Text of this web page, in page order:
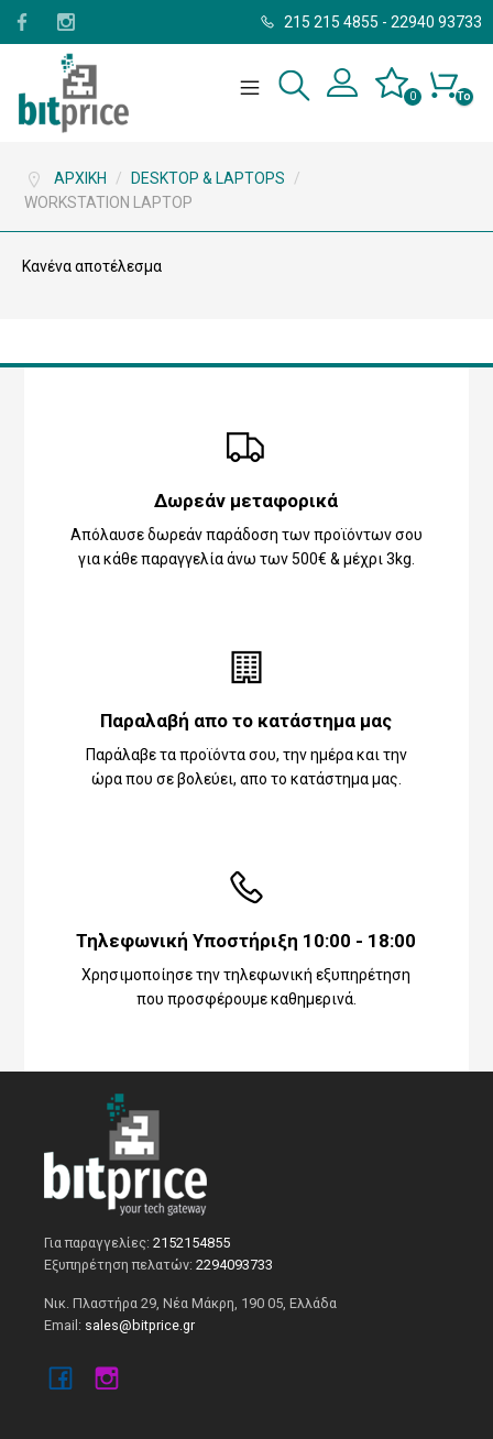
215 215 4855 - 22940 93733
Το
0
ΑΡΧΙΚΉ / DESKTOP & LAPTOPS
/
WORKSTATION LAPTOP
Κανένα αποτέλεσμα
Δωρεάν μεταφορικά
Απόλαυσε δωρεάν παράδοση των προϊόντων σου
για κάθε παραγγελία άνω των 500€ & μέχρι 3kg.
Παραλαβή απο το κατάστημα μας
Παράλαβε τα προϊόντα σου, την ημέρα και την
ώρα που σε βολεύει, απο το κατάστημα μας.
Τηλεφωνική Υποστήριξη 10:00 - 18:00
Χρησιμοποίησε την τηλεφωνική εξυπηρέτηση
που προσφέρουμε καθημερινά.
Για παραγγελίες:2152154855
Εξυπηρέτηση πελατών:2294093733
Νικ. Πλαστήρα 29, Νέα Μάκρη, 190 05, Ελλάδα
Email: sales@bitprice.gr